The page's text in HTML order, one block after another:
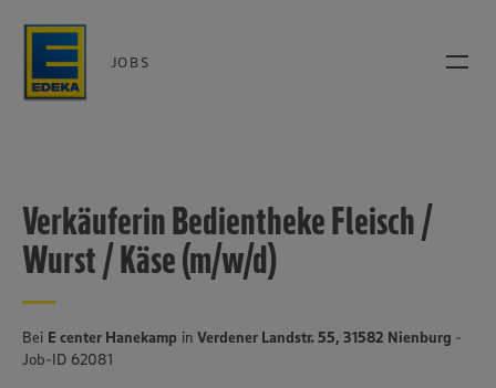
JOBS
Verkäuferin Bedientheke Fleisch /
Wurst / Käse (m/w/d)
Bei E center Hanekamp in Verdener Landstr. 55, 31582 Nienburg -
Job-ID 62081